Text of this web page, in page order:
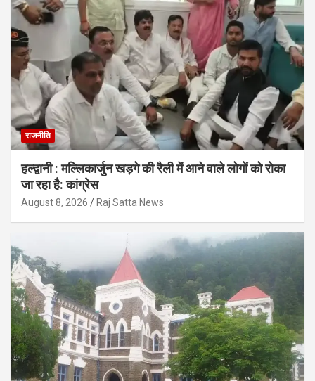
राजनीति
हल्द्वानी : मल्लिकार्जुन खड़गे की रैली में आने वाले लोगों को रोका
जा रहा है: कांग्रेस
August 8, 2026 Raj Satta News